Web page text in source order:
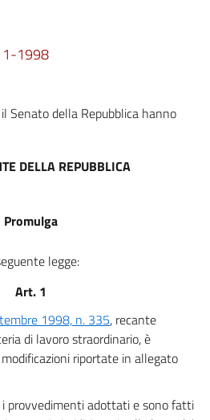
1998
Senato della Repubblica hanno
DELLA REPUBBLICA
Promulga
legge:
Art. 1
1998, n. 335, recante
di lavoro straordinario, è
riportate in allegato
provvedimenti adottati e sono fatti